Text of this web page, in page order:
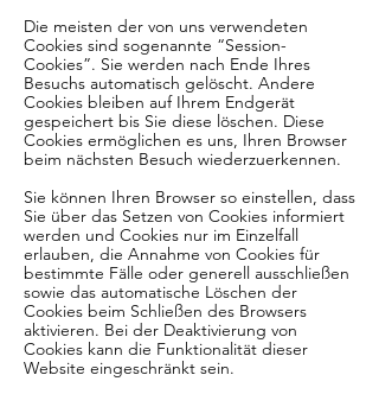
Die meisten der von uns verwendeten
Cookies sind sogenannte “Session-
Cookies”. Sie werden nach Ende Ihres
Besuchs automatisch gelöscht. Andere
Cookies bleiben auf Ihrem Endgerät
gespeichert bis Sie diese löschen. Diese
Cookies ermöglichen es uns, Ihren Browser
beim nächsten Besuch wiederzuerkennen.
Sie können Ihren Browser so einstellen, dass
Sie über das Setzen von Cookies informiert
werden und Cookies nur im Einzelfall
erlauben, die Annahme von Cookies für
bestimmte Fälle oder generell ausschließen
sowie das automatische Löschen der
Cookies beim Schließen des Browsers
aktivieren. Bei der Deaktivierung von
Cookies kann die Funktionalität dieser
Website eingeschränkt sein.